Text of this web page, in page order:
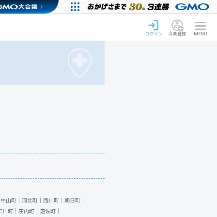
ログイン 会員登録 MENU
中山町｜ 河北町｜ 西川町｜ 朝日町｜
川町｜ 庄内町｜ 遊佐町｜